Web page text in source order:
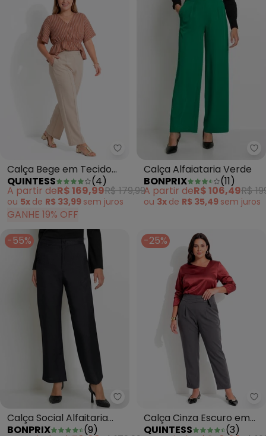
Quintess - Calça Bege em
Calça Bege em Tecido
Alfaiataria
QUINTESS (4)
A partir deR$ 169,99R$ 179,99
ou 5x de R$ 33,99 sem juros
GANHE 19% OFF
Calça Alfaiataria Verde
BONPRIX
(11)
A partir deR$ 106,49R$
ou 3x de R$ 35,49 sem juros
-55%
bonprix - Calça Social
Calça Social Alfaitaria
Preta
BONPRIX (9)
-25%
Calça Cinza Escuro em
Tecido Sarjado
QUINTESS (3)